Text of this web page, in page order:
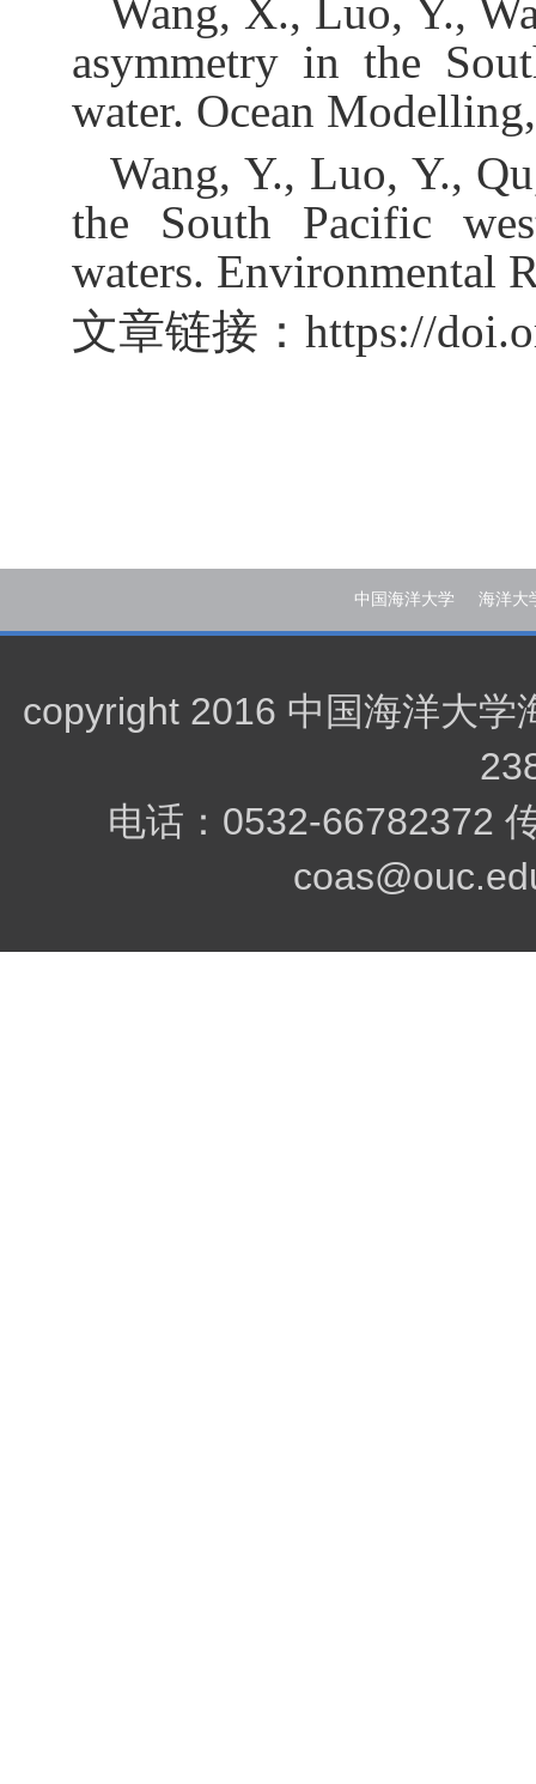
Wang, X., Luo, Y.,
asymmetry in the
water. Ocean
Wang, Y., Luo, Y.,
the South Pacific
waters. Environmental
文章链接： https://
中国海洋大学 海洋大
copyright 2016 中国海洋大学
电话：0532-66782372